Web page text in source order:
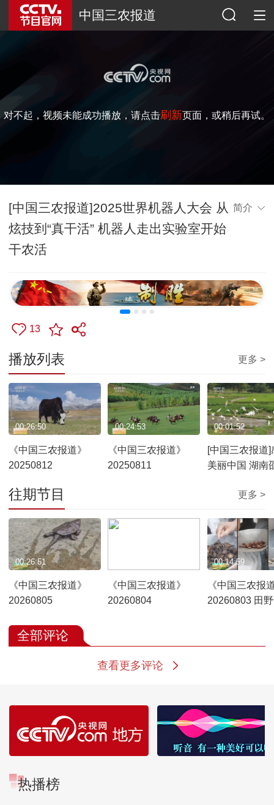
中国三农报道
对不起，视频未能成功播放，请点击刷新页面，或稍后再试。
[中国三农报道]2025世界机器人大会 从
炫技到“真干活” 机器人走出实验室开始
干农活
简介
13
播放列表 更多 >
《中国三农报道》
20250812
00:26:50
《中国三农报道》
20250811
00:24:53
[中国三农报道]
美丽中国 湖南
朱鹮 稻米卖出
00:01:52
往期节目 更多 >
《中国三农报道》
20260805
00:26:51
《中国三农报道》
20260804
《中国三农报
20260803 田野
00:14:59
全部评论
查看更多评论
热播榜